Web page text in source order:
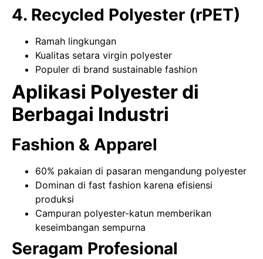
4. Recycled Polyester (rPET)
Ramah lingkungan
Kualitas setara virgin polyester
Populer di brand sustainable fashion
Aplikasi Polyester di
Berbagai Industri
Fashion & Apparel
60% pakaian di pasaran mengandung polyester
Dominan di fast fashion karena efisiensi
produksi
Campuran polyester-katun memberikan
keseimbangan sempurna
Seragam Profesional